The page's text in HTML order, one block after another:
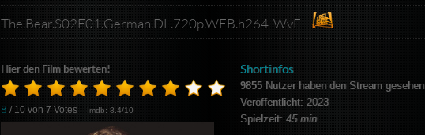
The.Bear.S02E01.German.DL.720p.WEB.h264-WvF
Hier den Film bewerten!
8 / 10 von7 Votes – Imdb: 8.4/10
Shortinfos
9855Nutzer haben den Stream gesehen
Veröffentlicht: 2023
Spielzeit: 45 min